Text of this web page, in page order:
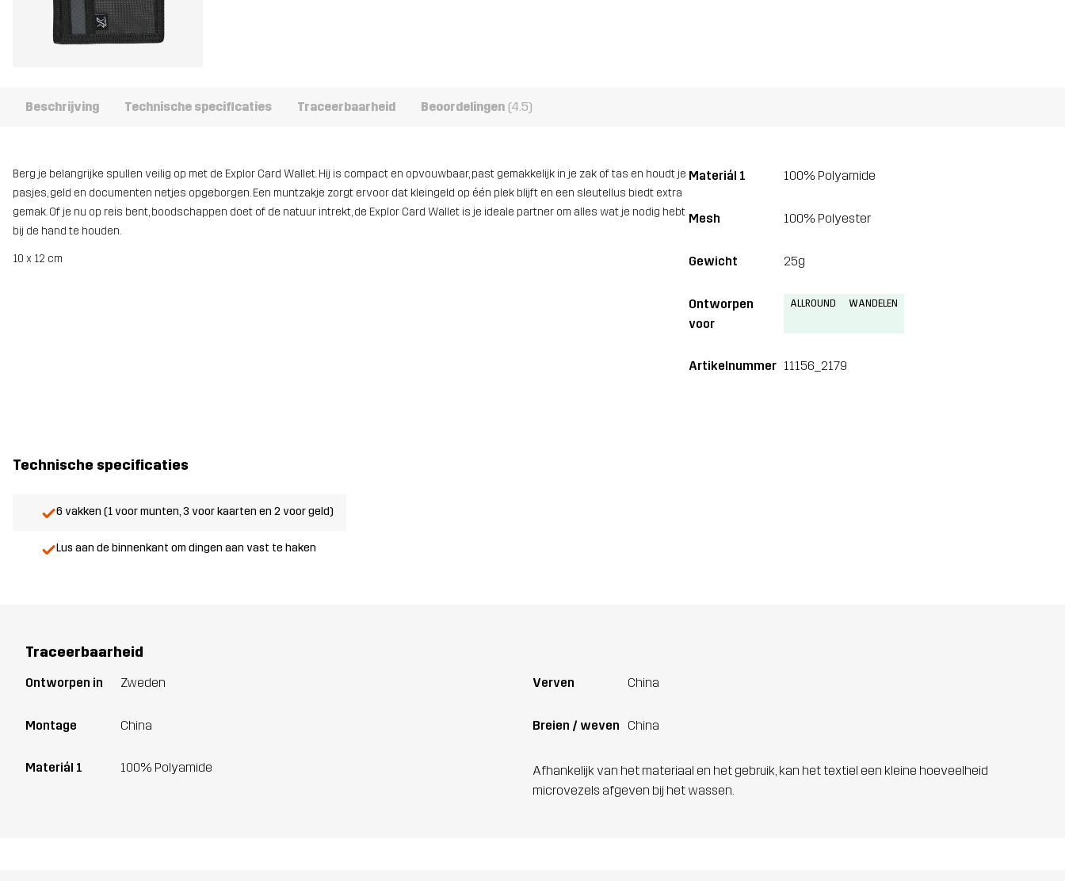
Beschrijving Technische specificaties Traceerbaarheid Beoordelingen (4.5)
Berg je belangrijke spullen veilig op met de Explor Card Wallet. Hij is compact en opvouwbaar, past gemakkelijk in je zak of tas en houdt je
pasjes, geld en documenten netjes opgeborgen. Een muntzakje zorgt ervoor dat kleingeld op één plek blijft en een sleutellus biedt extra
gemak. Of je nu op reis bent, boodschappen doet of de natuur intrekt, de Explor Card Wallet is je ideale partner om alles wat je nodig hebt
bij de hand te houden.
10 x 12 cm
Materiál 1 100% Polyamide
Mesh 100% Polyester
Gewicht 25g
Ontworpen
voor
ALLROUND WANDELEN
Artikelnummer 11156_2179
Technische specificaties
6 vakken (1 voor munten, 3 voor kaarten en 2 voor geld)
Lus aan de binnenkant om dingen aan vast te haken
Traceerbaarheid
Ontworpen in Zweden
Montage China
Materiál 1 100% Polyamide
Verven China
Breien / weven China
Afhankelijk van het materiaal en het gebruik, kan het textiel een kleine hoeveelheid
microvezels afgeven bij het wassen.